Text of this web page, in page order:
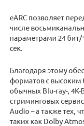
eARC позволяет
числе
параметрами 24 бит/
сек.
Благодаря этому
форматов с высоким
обычных Blu-ray-, 4K-
стриминговых
Audio – а также тех,
таких как Dolby